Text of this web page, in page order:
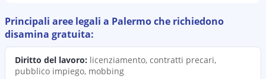
Principali aree legali a Palermoche richiedono
disamina gratuita:
Diritto del lavoro: licenziamento, contratti precari,
pubblico impiego, mobbing